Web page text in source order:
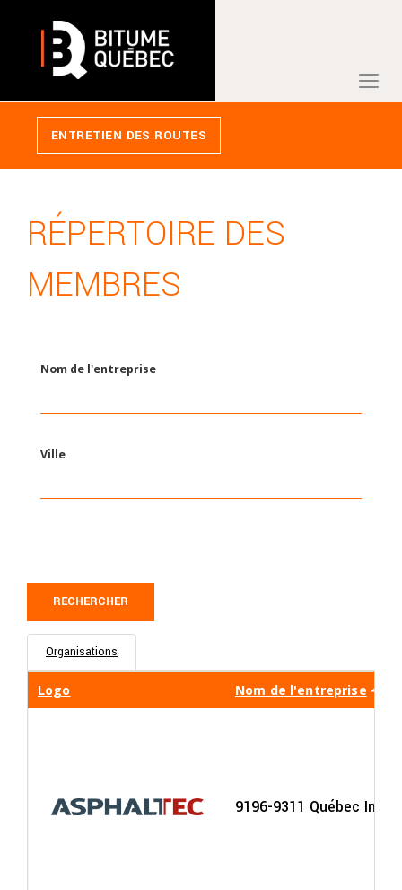
PANIER
ENTRETIEN DES ROUTES
RÉPERTOIRE DES
MEMBRES
Nom de l'entreprise
Ville
Organisations
Logo Nom de l'entreprise
9196-9311 Québec Inc.